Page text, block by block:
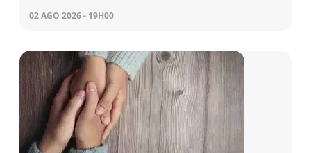
02 AGO 2026 - 19H00